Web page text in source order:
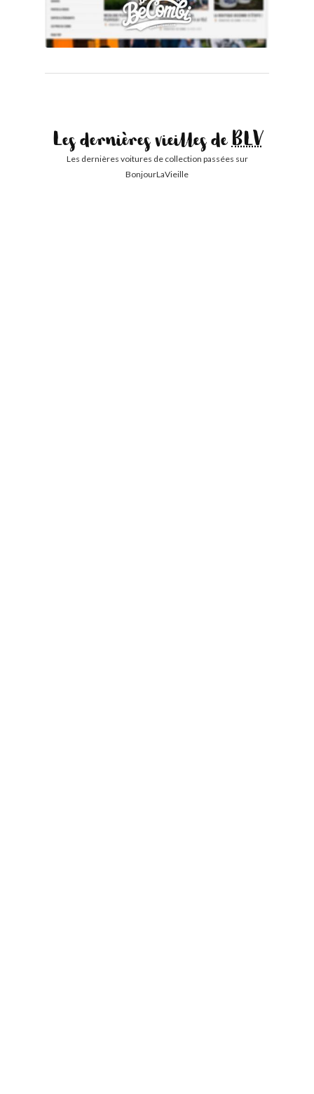
Les dernières vieilles deBLV
Les dernières voitures de collection passées sur
BonjourLaVieille